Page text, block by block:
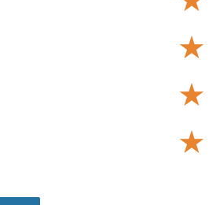
★
★
★